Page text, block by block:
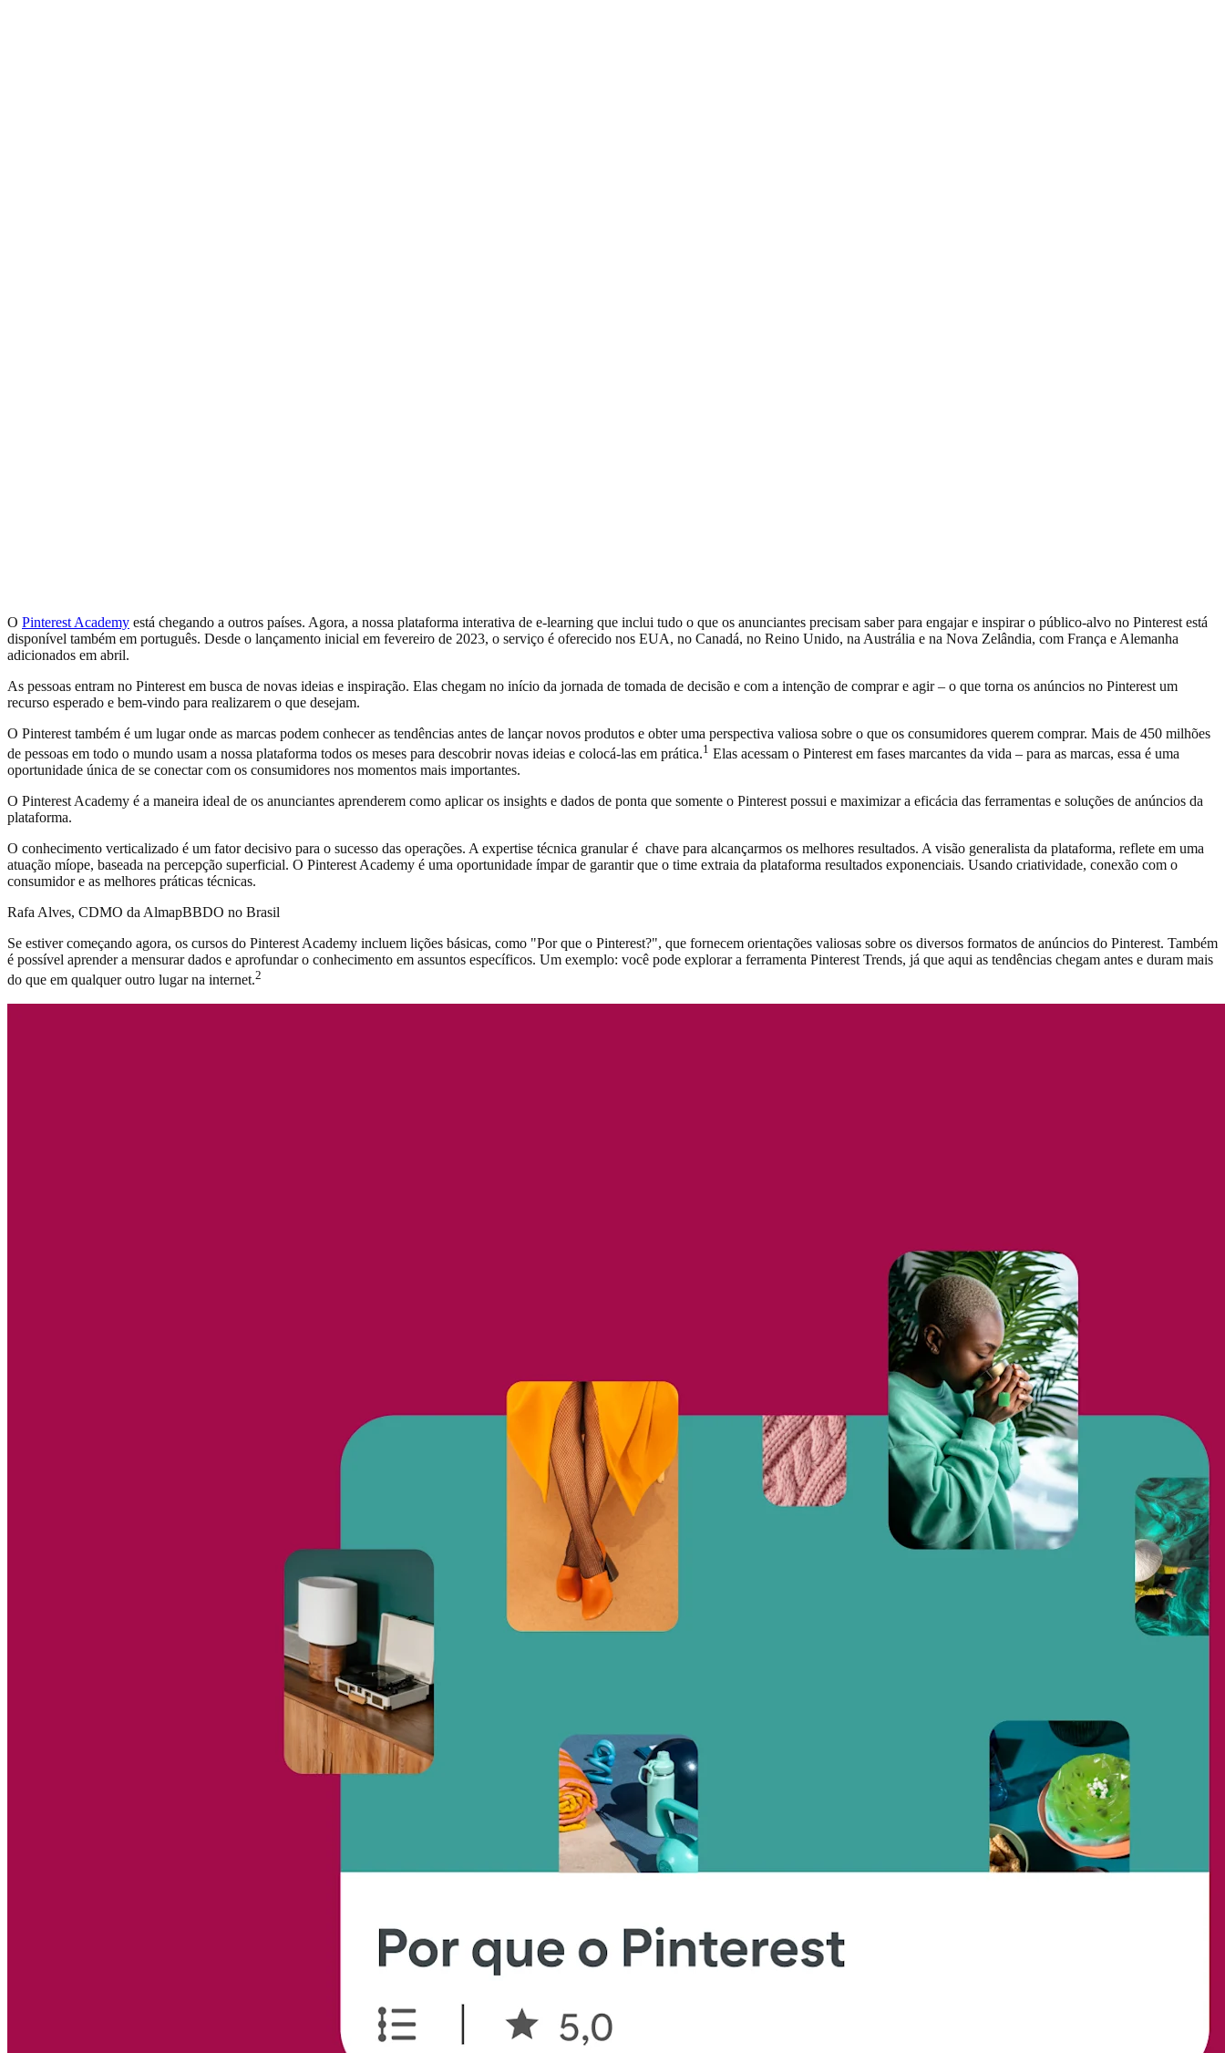
O Pinterest Academy está chegando a outros países. Agora, a nossa plataforma interativa de e-learning que inclui tudo o que os anunciantes precisam saber para engajar e inspirar o público-alvo no Pinterest está
disponível também em português. Desde o lançamento inicial em fevereiro de 2023, o serviço é oferecido nos EUA, no Canadá, no Reino Unido, na Austrália e na Nova Zelândia, com França e Alemanha
adicionados em abril.
As pessoas entram no Pinterest em busca de novas ideias e inspiração. Elas chegam no início da jornada de tomada de decisão e com a intenção de comprar e agir – o que torna os anúncios no Pinterest um
recurso esperado e bem-vindo para realizarem o que desejam.
O Pinterest também é um lugar onde as marcas podem conhecer as tendências antes de lançar novos produtos e obter uma perspectiva valiosa sobre o que os consumidores querem comprar. Mais de 450 milhões
de pessoas em todo o mundo usam a nossa plataforma todos os meses para descobrir novas ideias e colocá-las em prática.1 Elas acessam o Pinterest em fases marcantes da vida – para as marcas, essa é uma
oportunidade única de se conectar com os consumidores nos momentos mais importantes.
O Pinterest Academy é a maneira ideal de os anunciantes aprenderem como aplicar os insights e dados de ponta que somente o Pinterest possui e maximizar a eficácia das ferramentas e soluções de anúncios da
plataforma.
O conhecimento verticalizado é um fator decisivo para o sucesso das operações. A expertise técnica granular é chave para alcançarmos os melhores resultados. A visão generalista da plataforma, reflete em uma
atuação míope, baseada na percepção superficial. O Pinterest Academy é uma oportunidade ímpar de garantir que o time extraia da plataforma resultados exponenciais. Usando criatividade, conexão com o
consumidor e as melhores práticas técnicas.
Rafa Alves, CDMO da AlmapBBDO no Brasil
Se estiver começando agora, os cursos do Pinterest Academy incluem lições básicas, como "Por que o Pinterest?", que fornecem orientações valiosas sobre os diversos formatos de anúncios do Pinterest. Também
é possível aprender a mensurar dados e aprofundar o conhecimento em assuntos específicos. Um exemplo: você pode explorar a ferramenta Pinterest Trends, já que aqui as tendências chegam antes e duram mais
do que em qualquer outro lugar na internet.2